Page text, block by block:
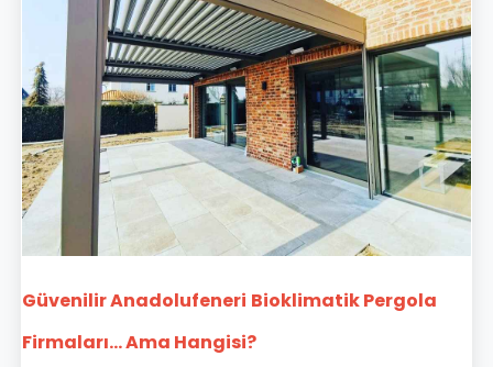
Güvenilir Anadolufeneri Bioklimatik Pergola
Firmaları... Ama Hangisi?